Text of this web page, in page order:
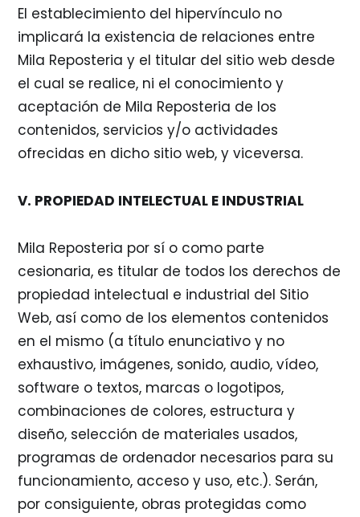
El establecimiento del hipervínculo no
implicará la existencia de relaciones entre
Mila Reposteria y el titular del sitio web desde
el cual se realice, ni el conocimiento y
aceptación de Mila Reposteria de los
contenidos, servicios y/o actividades
ofrecidas en dicho sitio web, y viceversa.
V. PROPIEDAD INTELECTUAL E INDUSTRIAL
Mila Reposteria por sí o como parte
cesionaria, es titular de todos los derechos de
propiedad intelectual e industrial del Sitio
Web, así como de los elementos contenidos
en el mismo (a título enunciativo y no
exhaustivo, imágenes, sonido, audio, vídeo,
software o textos, marcas o logotipos,
combinaciones de colores, estructura y
diseño, selección de materiales usados,
programas de ordenador necesarios para su
funcionamiento, acceso y uso, etc.). Serán,
por consiguiente, obras protegidas como